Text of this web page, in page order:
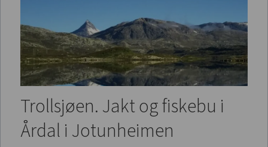
Trollsjøen. Jakt og fiskebu i
Årdal i Jotunheimen